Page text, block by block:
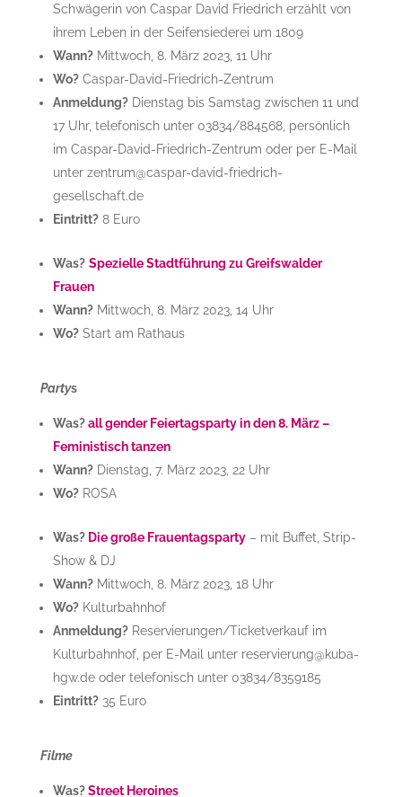
Schwägerin von Caspar David Friedrich erzählt von
ihrem Leben in der Seifensiederei um 1809
Wann?Mittwoch, 8. März 2023, 11 Uhr
Wo?Caspar-David-Friedrich-Zentrum
Anmeldung?Dienstag bis Samstag zwischen 11 und
17 Uhr, telefonisch unter 03834/884568, persönlich
im Caspar-David-Friedrich-Zentrum oder per E-Mail
unter zentrum@caspar-david-friedrich-
gesellschaft.de
Eintritt?8 Euro
Was? Spezielle Stadtführung zu Greifswalder
Frauen
Wann?Mittwoch, 8. März 2023, 14 Uhr
Wo?Start am Rathaus
Partys
Was?all gender Feiertagsparty in den 8. März –
Feministisch tanzen
Wann?Dienstag, 7. März 2023, 22 Uhr
Wo?ROSA
Was? Die große Frauentagsparty – mit Buffet, Strip-
Show & DJ
Wann?Mittwoch, 8. März 2023, 18 Uhr
Wo?Kulturbahnhof
Anmeldung?Reservierungen/Ticketverkauf im
Kulturbahnhof, per E-Mail unter reservierung@kuba-
hgw.de oder telefonisch unter 03834/8359185
Eintritt?35 Euro
Filme
Was?Street Heroines